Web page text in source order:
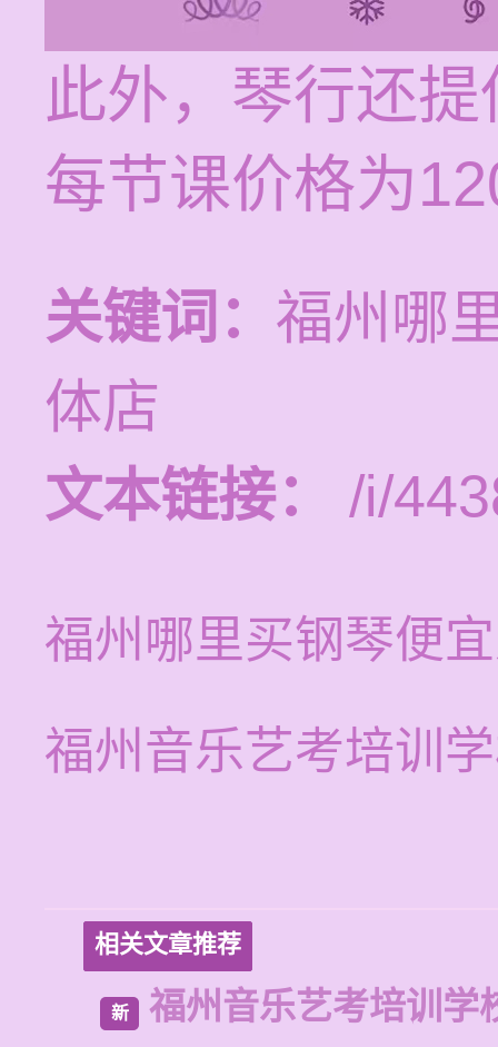
此外，琴行还
每节课价格为
关键词： 福州哪
体店
文本链接：
/i/
福州哪里买钢琴便
福州音乐艺考培训
相关文章推荐
新 福州音乐艺考培训学